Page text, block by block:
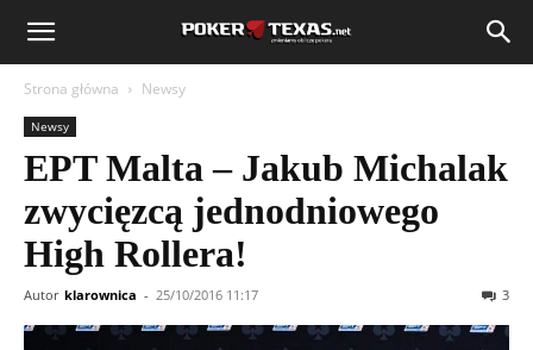
Strona główna Newsy
Newsy
EPT Malta – Jakub Michalak
zwycięzcą jednodniowego
High Rollera!
Autor klarownica - 25/10/2016 11:17 3